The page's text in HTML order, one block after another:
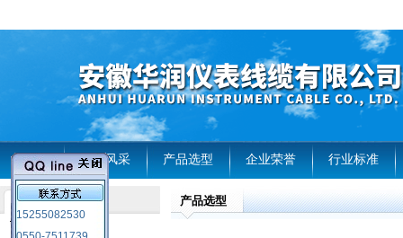
首页 企业风采 产品选型 企业荣誉 行业标准
15255082530
产品列表 产品选型